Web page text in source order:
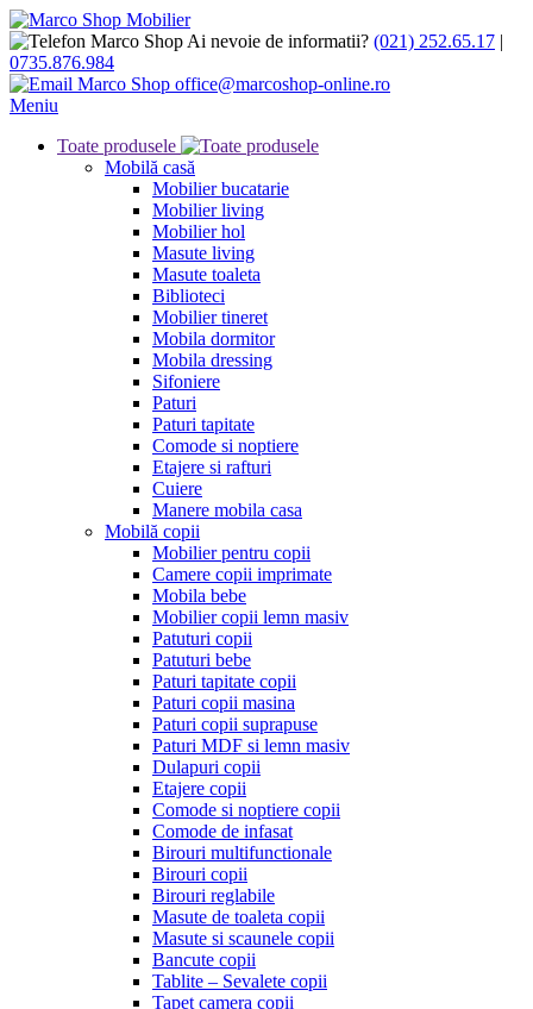
Ai nevoie de informatii? (021) 252.65.17 |
0735.876.984
office@marcoshop-online.ro
Meniu
Toate produsele
Mobilă casă
Mobilier bucatarie
Mobilier living
Mobilier hol
Masute living
Masute toaleta
Biblioteci
Mobilier tineret
Mobila dormitor
Mobila dressing
Sifoniere
Paturi
Paturi tapitate
Comode si noptiere
Etajere si rafturi
Cuiere
Manere mobila casa
Mobilă copii
Mobilier pentru copii
Camere copii imprimate
Mobila bebe
Mobilier copii lemn masiv
Patuturi copii
Patuturi bebe
Paturi tapitate copii
Paturi copii masina
Paturi copii suprapuse
Paturi MDF si lemn masiv
Dulapuri copii
Etajere copii
Comode si noptiere copii
Comode de infasat
Birouri multifunctionale
Birouri copii
Birouri reglabile
Masute de toaleta copii
Masute si scaunele copii
Bancute copii
Tablite – Sevalete copii
Tapet camera copii